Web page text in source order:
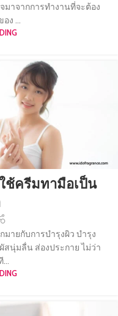
มาจากการทำงานที่จะต้อง
ง ...
ช้ครีมทามือเป็น
มายกับการบำรุงผิว บำรุง
สนุ่มลื่น ส่องประกาย ไม่ว่า